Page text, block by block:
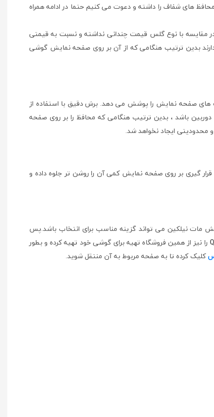
های شفاف را داشته و دعوت می کنیم حتما در ادامه همراه
با نوع گلس قیمت چندانی نداشته و نسبت به قیمتی
بدین ترتیب هنگامی که از آن بر روی صفحه نمایش گوشی
صفحه نمایش را پوشش می دهد. برش دقیق با استفاده از
باشد ، بدین ترتیب هنگامی که محافظ را بر روی صفحه
محدودیتی ایجاد نخواهد شد.
قرار گیری بر روی صفحه نمایش کمی آن را روشن تر جلوه داده و
نیلکین می تواند گزینه مناسب برای انتخاب باشد.پس
را نیز از همین فروشگاه تهیه برای گوشی خود تهیه کرده و بطور
کلیک کرده تا به صفحه مربوط به آن منتقل شوید.